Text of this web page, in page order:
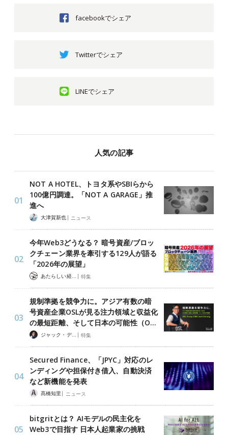
facebookでシェア
Twitterでシェア
LINEでシェア
人気の記事
NOT A HOTEL、トヨタ系やSBIらから
100億円調達。「NOT A GARAGE」推
進へ
大津賀新也 | ニュース
今年Web3どうなる？ 暗号資産/ブロッ
クチェーン業界を牽引する129人が語る
「2026年の展望」
あたらしい経済 編集部 | 特集
規制準拠を競争力に。アジア有数の暗
号資産企業OSLが見る注力領域と収益化
の最短距離、そして日本の可能性（O…
ジャック・デロン（Jack Derong） | 特集
Secured Finance、「JPYC」対応のレ
ンディングや担保付き借入、自動決済
など新機能を発表
髙橋知里 | ニュース
bitgritとは？ AIモデルの民主化を
Web3で目指す 日本人起業家の挑戦